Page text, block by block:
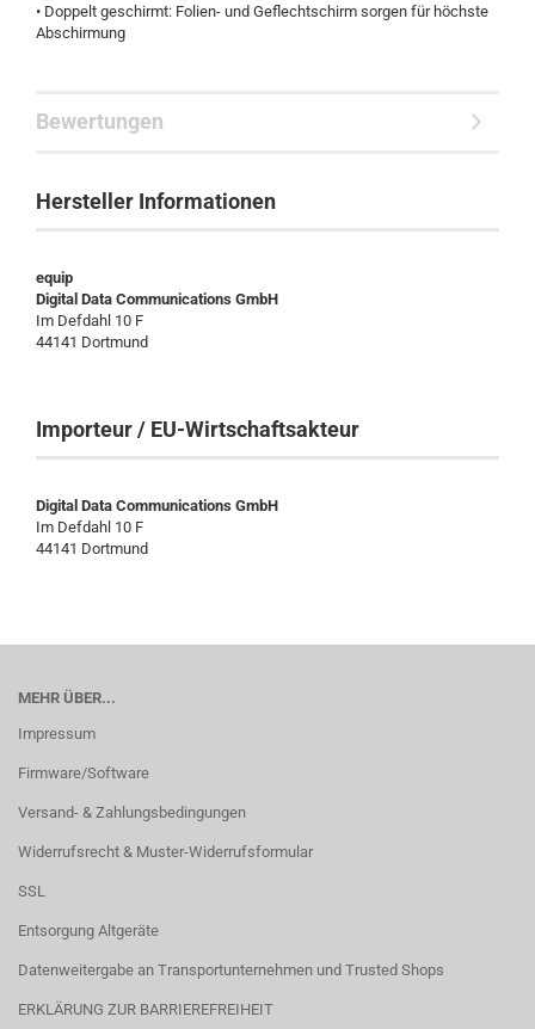
• Doppelt geschirmt: Folien- und Geflechtschirm sorgen für höchste
Abschirmung
Bewertungen
Hersteller Informationen
equip
Digital Data Communications GmbH
Im Defdahl 10 F
44141 Dortmund
Importeur / EU-Wirtschaftsakteur
Digital Data Communications GmbH
Im Defdahl 10 F
44141 Dortmund
MEHR ÜBER...
Impressum
Firmware/Software
Versand- & Zahlungsbedingungen
Widerrufsrecht & Muster-Widerrufsformular
SSL
Entsorgung Altgeräte
Datenweitergabe an Transportunternehmen und Trusted Shops
ERKLÄRUNG ZUR BARRIEREFREIHEIT